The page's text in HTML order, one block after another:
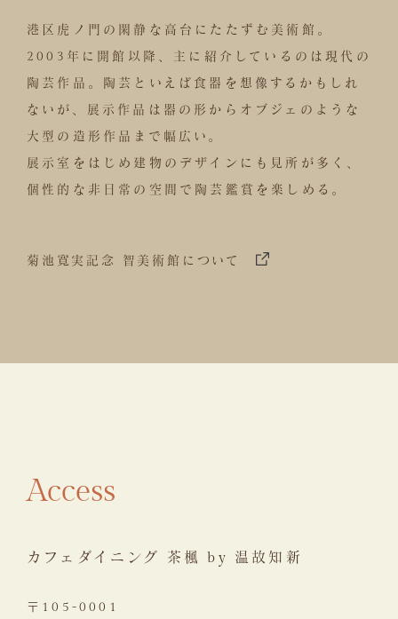
港区虎ノ門の閑静な高台にたたずむ美術館。
2003年に開館以降、主に紹介しているのは現代の
陶芸作品。陶芸といえば食器を想像するかもしれ
ないが、展示作品は器の形からオブジェのような
大型の造形作品まで幅広い。
展示室をはじめ建物のデザインにも見所が多く、
個性的な非日常の空間で陶芸鑑賞を楽しめる。
菊池寛実記念 智美術館について
Access
カフェダイニング 茶楓 by 温故知新
〒105-0001